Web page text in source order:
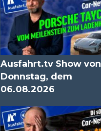
Ausfahrt.tv Show von
Donnstag, dem
06.08.2026